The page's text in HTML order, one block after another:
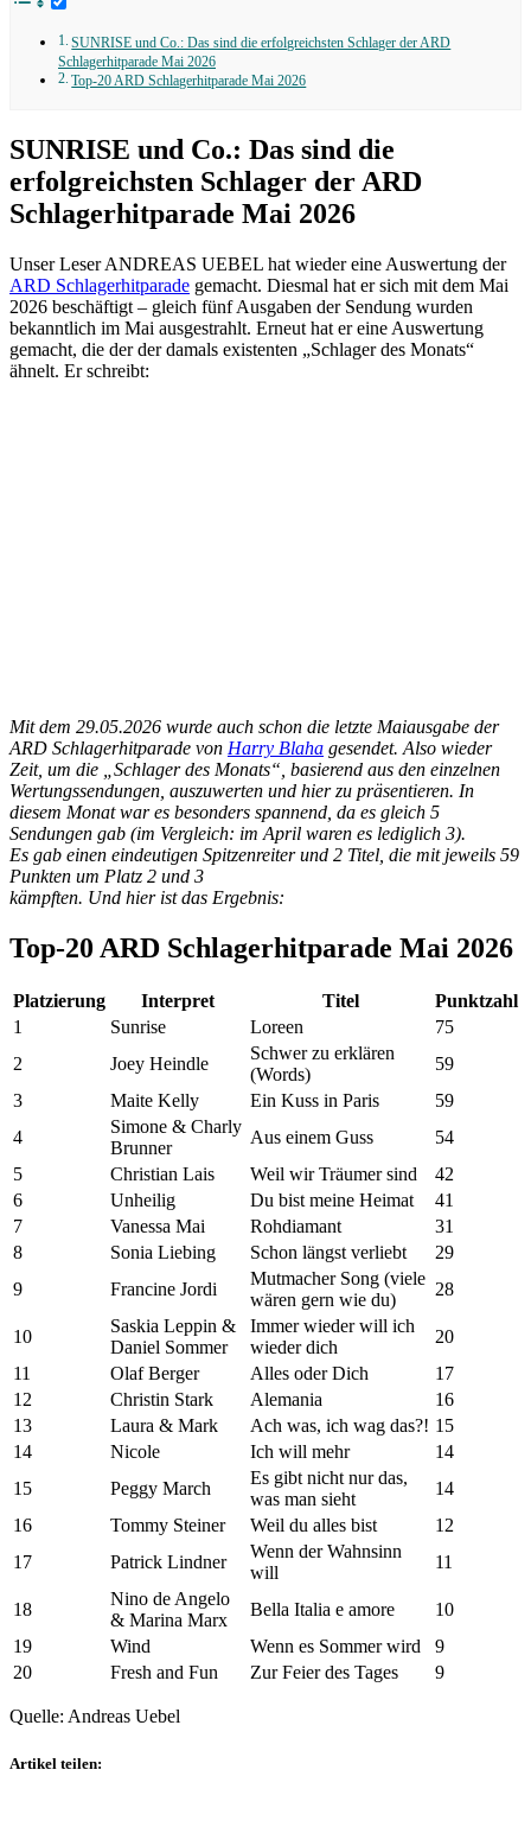
SUNRISE und Co.: Das sind die erfolgreichsten Schlager der ARD
Schlagerhitparade Mai 2026
Top-20 ARD Schlagerhitparade Mai 2026
SUNRISE und Co.: Das sind die
erfolgreichsten Schlager der ARD
Schlagerhitparade Mai 2026
Unser Leser ANDREAS UEBEL hat wieder eine Auswertung der
ARD Schlagerhitparade gemacht. Diesmal hat er sich mit dem Mai
2026 beschäftigt – gleich fünf Ausgaben der Sendung wurden
bekanntlich im Mai ausgestrahlt. Erneut hat er eine Auswertung
gemacht, die der der damals existenten „Schlager des Monats“
ähnelt. Er schreibt:
Mit dem 29.05.2026 wurde auch schon die letzte Maiausgabe der
ARD Schlagerhitparade von Harry Blaha gesendet. Also wieder
Zeit, um die „Schlager des Monats“, basierend aus den einzelnen
Wertungssendungen, auszuwerten und hier zu präsentieren. In
diesem Monat war es besonders spannend, da es gleich 5
Sendungen gab (im Vergleich: im April waren es lediglich 3).
Es gab einen eindeutigen Spitzenreiter und 2 Titel, die mit jeweils 59
Punkten um Platz 2 und 3
kämpften. Und hier ist das Ergebnis:
Top-20 ARD Schlagerhitparade Mai 2026
Platzierung Interpret Titel
Punktzahl
1
Sunrise Loreen
75
2
Joey Heindle
Schwer zu erklären
(Words)
59
3
Maite Kelly Ein Kuss in Paris
59
4
Simone & Charly
Brunner
Aus einem Guss
54
5
Christian Lais Weil wir Träumer sind
42
6
Unheilig Du bist meine Heimat
41
7
Vanessa Mai Rohdiamant
31
8
Sonia Liebing Schon längst verliebt
29
9
Francine Jordi
Mutmacher Song (viele
wären gern wie du)
28
10
Saskia Leppin &
Daniel Sommer
Immer wieder will ich
wieder dich
20
11
Olaf Berger Alles oder Dich
17
12
Christin Stark Alemania
16
13
Laura & Mark Ach was, ich wag das?! 15
14
Nicole Ich will mehr
14
15
Peggy March
Es gibt nicht nur das,
was man sieht
14
16
Tommy Steiner Weil du alles bist
12
17
Patrick Lindner
Wenn der Wahnsinn
will
11
18
Nino de Angelo
& Marina Marx
Bella Italia e amore
10
19
Wind Wenn es Sommer wird
9
20
Fresh and Fun Zur Feier des Tages 9
Quelle: Andreas Uebel
Artikel teilen: